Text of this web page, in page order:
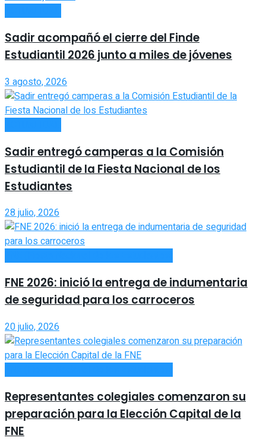
Sadir acompañó el cierre del Finde
Estudiantil 2026 junto a miles de jóvenes
3 agosto, 2026
Sadir entregó camperas a la Comisión
Estudiantil de la Fiesta Nacional de los
Estudiantes
28 julio, 2026
FNE 2026: inició la entrega de indumentaria
de seguridad para los carroceros
20 julio, 2026
Representantes colegiales comenzaron su
preparación para la Elección Capital de la
FNE